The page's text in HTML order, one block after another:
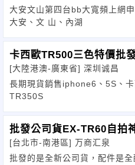
大安文山第四台bb大寬頻上網申
大安、文 山、內湖
卡西歐TR500三色特價批
[大陸港澳-廣東省] 深圳诚昌
長期現貨銷售iphone6、5S、卡
TR350S
批發公司貨EX-TR60自拍
[台北市-南港區] 万商汇泉
批發的是全新公司貨，配件是全